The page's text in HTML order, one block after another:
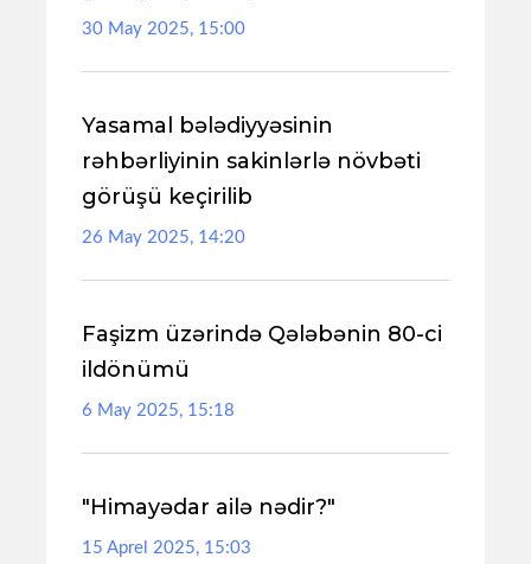
30 May 2025, 15:00
Yasamal bələdiyyəsinin
rəhbərliyinin sakinlərlə növbəti
görüşü keçirilib
26 May 2025, 14:20
Faşizm üzərində Qələbənin 80-ci
ildönümü
6 May 2025, 15:18
"Himayədar ailə nədir?"
15 Aprel 2025, 15:03